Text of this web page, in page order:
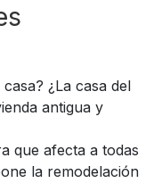
¿La casa del
antigua y
que afecta a todas
la remodelación